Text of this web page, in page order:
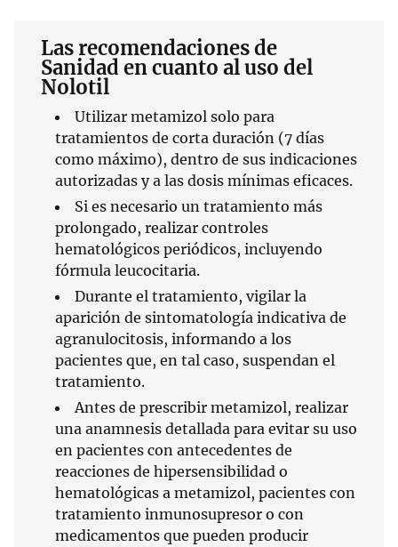
Las recomendaciones de
Sanidad en cuanto al uso del
Nolotil
Utilizar metamizol solo para
tratamientos de corta duración (7 días
como máximo), dentro de sus indicaciones
autorizadas y a las dosis mínimas eficaces.
Si es necesario un tratamiento más
prolongado, realizar controles
hematológicos periódicos, incluyendo
fórmula leucocitaria.
Durante el tratamiento, vigilar la
aparición de sintomatología indicativa de
agranulocitosis, informando a los
pacientes que, en tal caso, suspendan el
tratamiento.
Antes de prescribir metamizol, realizar
una anamnesis detallada para evitar su uso
en pacientes con antecedentes de
reacciones de hipersensibilidad o
hematológicas a metamizol, pacientes con
tratamiento inmunosupresor o con
medicamentos que pueden producir